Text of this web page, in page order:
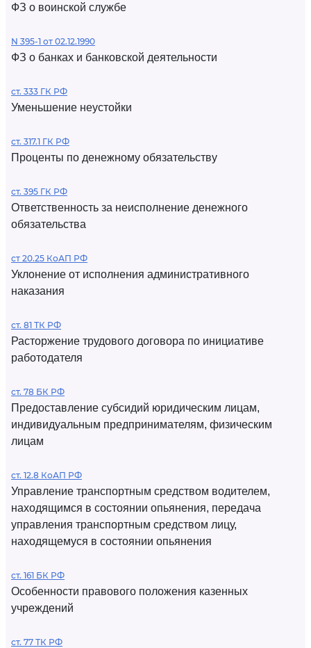
ФЗ о воинской службе
N 395-1 от 02.12.1990
ФЗ о банках и банковской деятельности
ст. 333 ГК РФ
Уменьшение неустойки
ст. 317.1 ГК РФ
Проценты по денежному обязательству
ст. 395 ГК РФ
Ответственность за неисполнение денежного
обязательства
ст 20.25 КоАП РФ
Уклонение от исполнения административного
наказания
ст. 81 ТК РФ
Расторжение трудового договора по инициативе
работодателя
ст. 78 БК РФ
Предоставление субсидий юридическим лицам,
индивидуальным предпринимателям, физическим
лицам
ст. 12.8 КоАП РФ
Управление транспортным средством водителем,
находящимся в состоянии опьянения, передача
управления транспортным средством лицу,
находящемуся в состоянии опьянения
ст. 161 БК РФ
Особенности правового положения казенных
учреждений
ст. 77 ТК РФ